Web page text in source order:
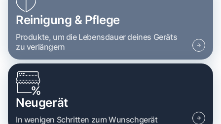
Reinigung & Pflege
Produkte, um die Lebensdauer deines Geräts
zu verlängern
Neugerät
In wenigen Schritten zum Wunschgerät